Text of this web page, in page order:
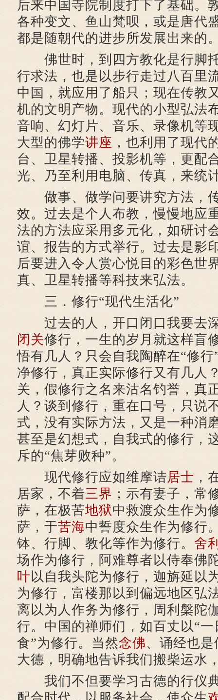
后来中国寺院制度打下了基础。
各种变文、鱼山梵呗，或是唐代
都是随朝代的进步所发展出来的
佛世时，到四方教化是行脚
行求法，也是以步行走过八百里
中国，就应用了船只；现在传教
机的文明产物。现代的小型弘法
音响、幻灯片、音乐、录像机等
大型的佛学讲座 ，也利用了现代
台、卫星转播、投影机等，更配
光、乃至利用电脑、传真，来统
做事、做学问要讲究方法，
效。过去是个人布教，慢慢地应
法的方法应采用多元化，如研讨
谊、报告的方式举行。过去是影
后要进入令人赏心悦目的彩色世
真、卫星转播等科技来弘法。
三．修行“现代生活化”
过去的人，开口闭口我要去
闭关修行，一生的岁月就这样盲
悟有几人？只会自我陶醉在“修
净修行，真正实际修行又有几人
关，假修行之名来沽名钓誉，真
人？谈到修行，重在口号，只说
式，没有实际方法，又是一种消
甚至是幻想式，自我式的修行，
斥的“焦芽败种”。
现代修行应如维摩诘居士 ，
居家，不着三界 ；示有妻子，常
萨，在极苦地狱中救渡众生作为
萨，于苦海中誓度众生作为修行
钵、行脚、教化等作为修行。 舍
场作为修行，阿难尊者以侍奉佛
叶以自我头陀为修行，迦旃延以
为修行，富楼那以到偏远地区弘
离以为人作务为修行，周利槃陀
行。中国的禅师们，如百丈以“
食”为修行。当然念佛、诵经也
大德，明确地告诉我们搬柴运水
我们不但要学习古德的行仪